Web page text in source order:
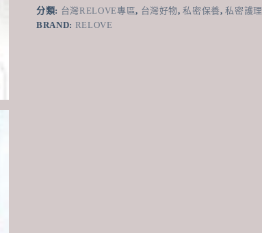
保
濕
分類: 台灣RELOVE專區, 台灣好物,私密保養,私密護理
BRAND: RELOVE